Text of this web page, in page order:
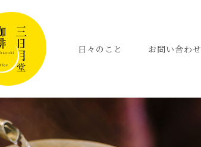
日々のこと お問い合わせ